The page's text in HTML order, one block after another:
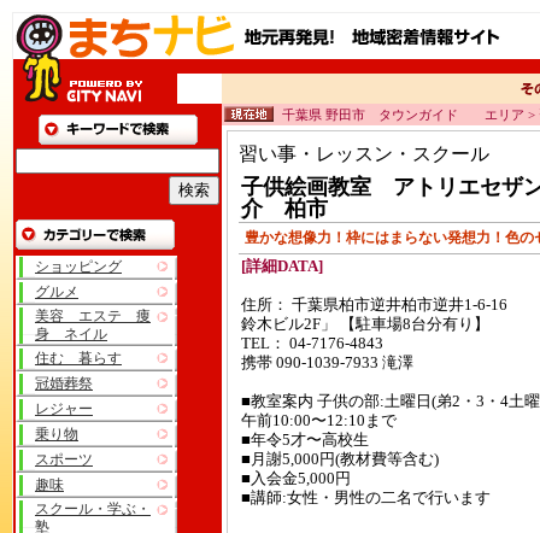
ショッピング
グルメ
美容 エステ 痩
身 ネイル
住む 暮らす
冠婚葬祭
レジャー
乗り物
スポーツ
趣味
スクール・学ぶ・
塾
千葉県 野田市 タウンガイド エリア >
習い事・レッスン・スクール
子供絵画教室 アトリエセザ
介 柏市
豊かな想像力！枠にはまらない発想力！色
[詳細DATA]
住所： 千葉県柏市逆井柏市逆井1-6-16
鈴木ビル2F」 【駐車場8台分有り】
TEL： 04-7176-4843
携帯 090-1039-7933 滝澤
■教室案内 子供の部:土曜日(弟2・3・4土
午前10:00〜12:10まで
■年令5才〜高校生
■月謝5,000円(教材費等含む)
■入会金5,000円
■講師:女性・男性の二名で行います